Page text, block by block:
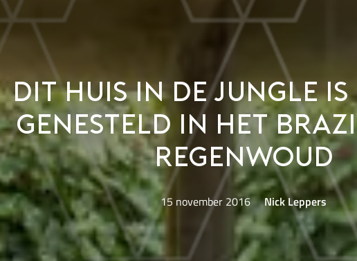
Dit huis in de jungle
genesteld in het
regenwoud
15 november 2016 Nick Leppers